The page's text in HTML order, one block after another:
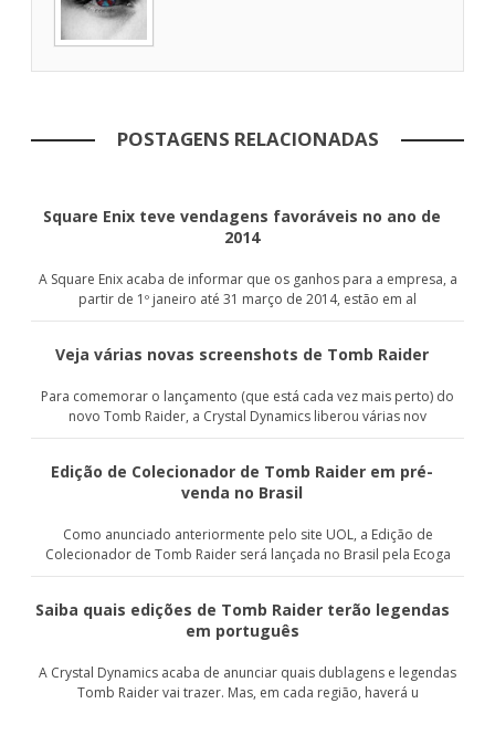
POSTAGENS RELACIONADAS
Square Enix teve vendagens favoráveis no ano de
2014
A Square Enix acaba de informar que os ganhos para a empresa, a
partir de 1º janeiro até 31 março de 2014, estão em al
Veja várias novas screenshots de Tomb Raider
Para comemorar o lançamento (que está cada vez mais perto) do
novo Tomb Raider, a Crystal Dynamics liberou várias nov
Edição de Colecionador de Tomb Raider em pré-
venda no Brasil
Como anunciado anteriormente pelo site UOL, a Edição de
Colecionador de Tomb Raider será lançada no Brasil pela Ecoga
Saiba quais edições de Tomb Raider terão legendas
em português
A Crystal Dynamics acaba de anunciar quais dublagens e legendas
Tomb Raider vai trazer. Mas, em cada região, haverá u